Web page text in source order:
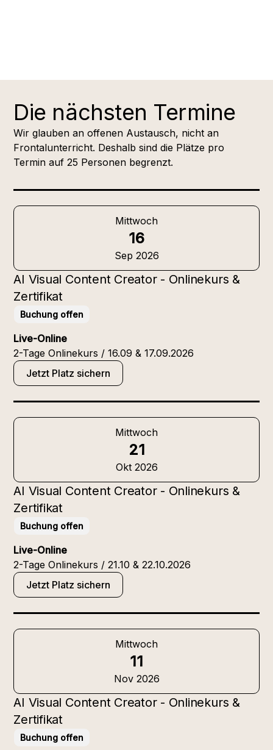
Die nächsten Termine
Wir glauben an offenen Austausch, nicht an
Frontalunterricht. Deshalb sind die Plätze pro
Termin auf 25 Personen begrenzt.
Mittwoch
16
Sep 2026
AI Visual Content Creator - Onlinekurs &
Zertifikat
Buchung offen
Live-Online
2-Tage Onlinekurs / 16.09 & 17.09.2026
Jetzt Platz sichern
Mittwoch
21
Okt 2026
AI Visual Content Creator - Onlinekurs &
Zertifikat
Buchung offen
Live-Online
2-Tage Onlinekurs / 21.10 & 22.10.2026
Jetzt Platz sichern
Mittwoch
11
Nov 2026
AI Visual Content Creator - Onlinekurs &
Zertifikat
Buchung offen